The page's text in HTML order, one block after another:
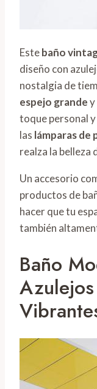
Estebaño
diseño con
nostalgia de
espejo grandey
toque personal
las lámparas de
realza la belleza
Un accesorio
productos de
hacer que tu
también
Baño